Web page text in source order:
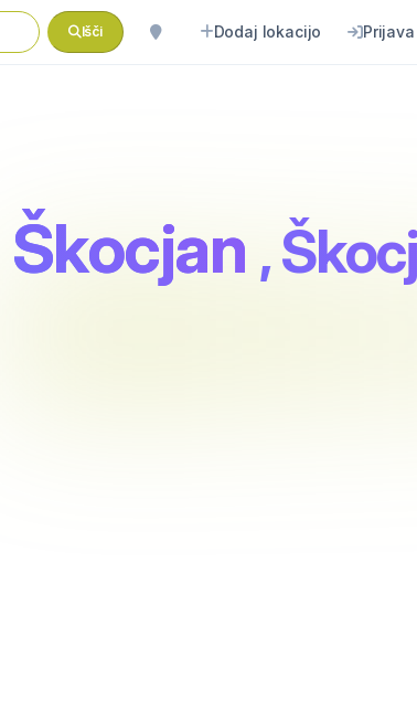
Išči Dodaj lokacijo Prijava
,